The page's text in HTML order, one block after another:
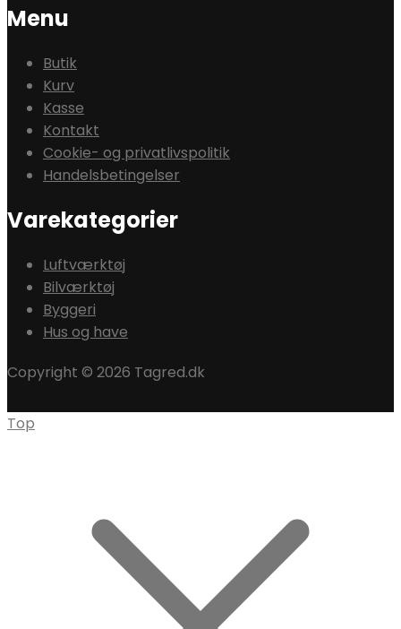
Menu
Butik
Kurv
Kasse
Kontakt
Cookie- og privatlivspolitik
Handelsbetingelser
Varekategorier
Luftværktøj
Bilværktøj
Byggeri
Hus og have
Copyright © 2026 Tagred.dk
Top